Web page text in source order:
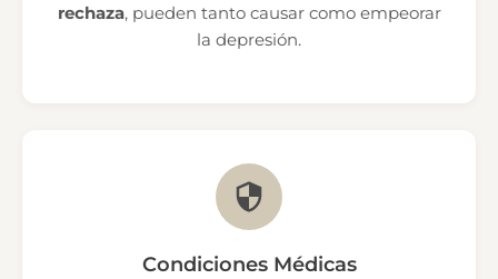
rechaza, pueden tanto causar como empeorar
la depresión.
Condiciones Médicas